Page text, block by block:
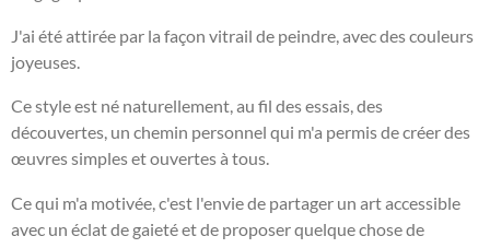
J'ai été attirée par la façon vitrail de peindre, avec des couleurs
joyeuses.
Ce style est né naturellement, au fil des essais, des
découvertes, un chemin personnel qui m'a permis de créer des
œuvres simples et ouvertes à tous.
Ce qui m'a motivée, c'est l'envie de partager un art accessible
avec un éclat de gaieté et de proposer quelque chose de